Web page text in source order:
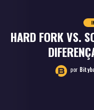
HARD FORK VS.
por